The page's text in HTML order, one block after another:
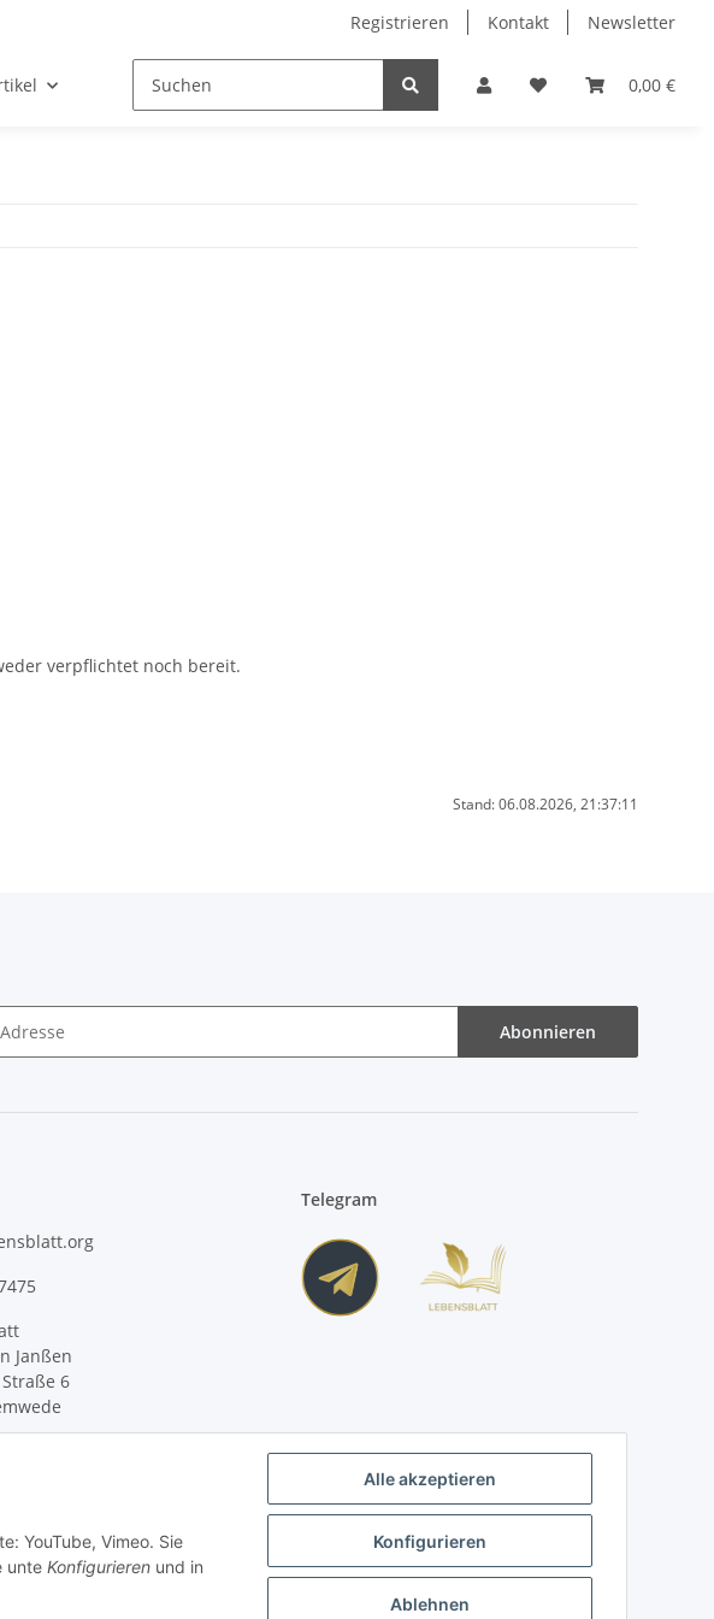
Registrieren Kontakt Newsletter
0,00 €
verpflichtet noch bereit.
Stand: 06.08.2026, 21:37:11
Abonnieren
Janßen
6
Telegram
YouTube, Vimeo. Sie
unte Konfigurieren und in
Alle akzeptieren
Konfigurieren
Ablehnen